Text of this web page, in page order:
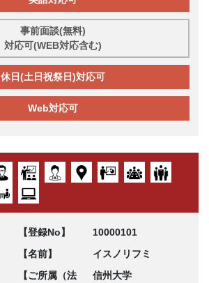
事前面談(無料)
対応可(WEB対応含む)
休日(土日祝祭日)対応可
Web対応可
【登録No】
10000101
【名前】
イスノリフミ
【ご所属（法
信州大学